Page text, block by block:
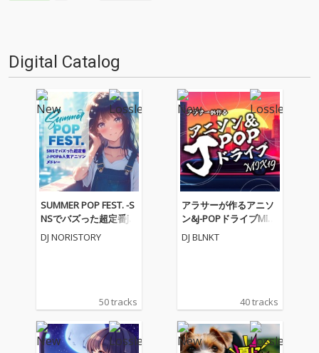
Digital Catalog
SUMMER POP FEST. -S
NSでバズった超定番J-P
OP&人気アニソンメド
レー- (DJ MIX)
DJ NORISTORY
50 tracks
アラサーが作るアニソ
ン&J-POPドライブMIX1
9 (DJ MIX)
DJ BLNKT
40 tracks